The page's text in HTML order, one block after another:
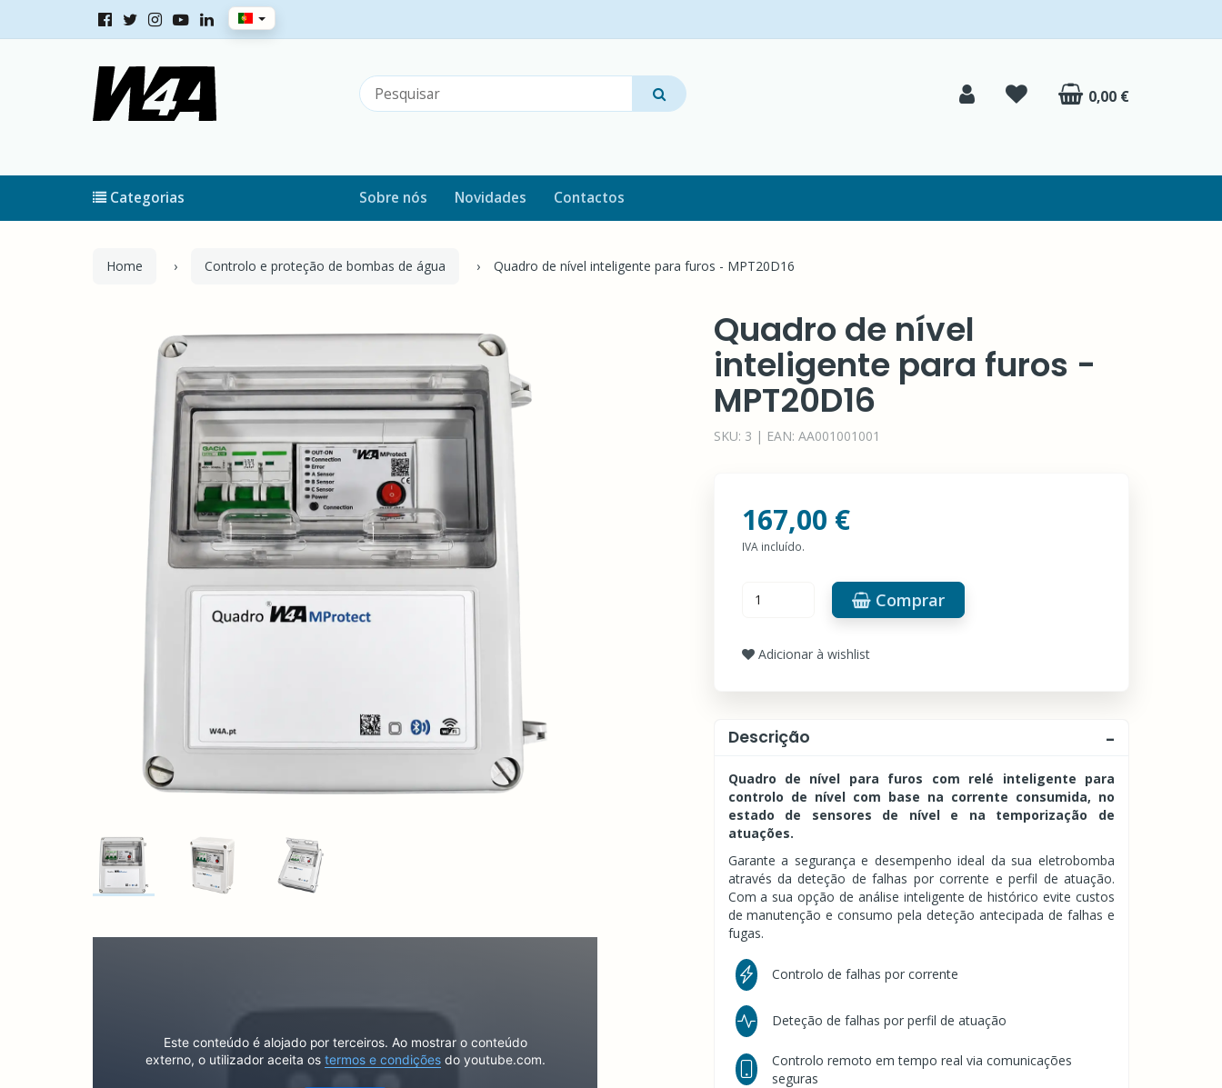
0,00 €
Sobre nós Novidades Contactos
Categorias
Home Controlo e proteção de bombas de água Quadro de nível inteligente para furos - MPT20D16
Este conteúdo é alojado por terceiros. Ao mostrar o conteúdo
externo, o utilizador aceita os termos e condiçõesdo youtube.com.
Quadro de nível
inteligente para furos -
MPT20D16
SKU: 3 | EAN: AA001001001
167,00 €
IVA incluído.
Comprar
Adicionar à wishlist
Descrição
Quadro de nível para furos com relé inteligente para
controlo de nível com base na corrente consumida, no
estado de sensores de nível e na temporização de
atuações.
Garante a segurança e desempenho ideal da sua eletrobomba
através da deteção de falhas por corrente e perfil de atuação.
Com a sua opção de análise inteligente de histórico evite custos
de manutenção e consumo pela deteção antecipada de falhas e
fugas.
Controlo de falhas por corrente
Deteção de falhas por perfil de atuação
Controlo remoto em tempo real via comunicações
seguras